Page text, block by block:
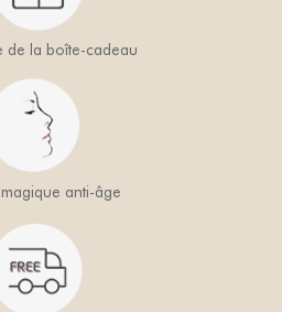
de la boîte-cadeau
magique anti-âge